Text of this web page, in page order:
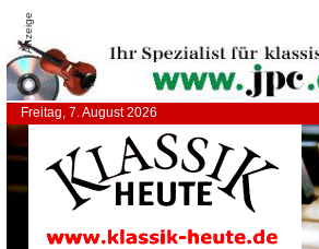
Anzeige
Freitag, 7. August 2026